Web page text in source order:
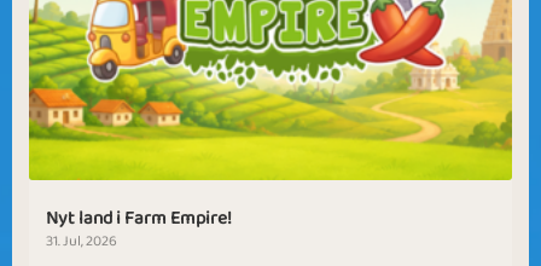
Nyt land i Farm Empire!
31. Jul, 2026